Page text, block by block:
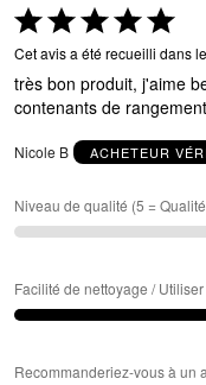
Coté
5 sur
5
Cet avis a été recueilli dans
très bon produit, j'aime
contenants de
Nicole B ACHETEUR
Niveau de qualité (5 =
Facilité de nettoyage /
Recommanderiez-vous à un